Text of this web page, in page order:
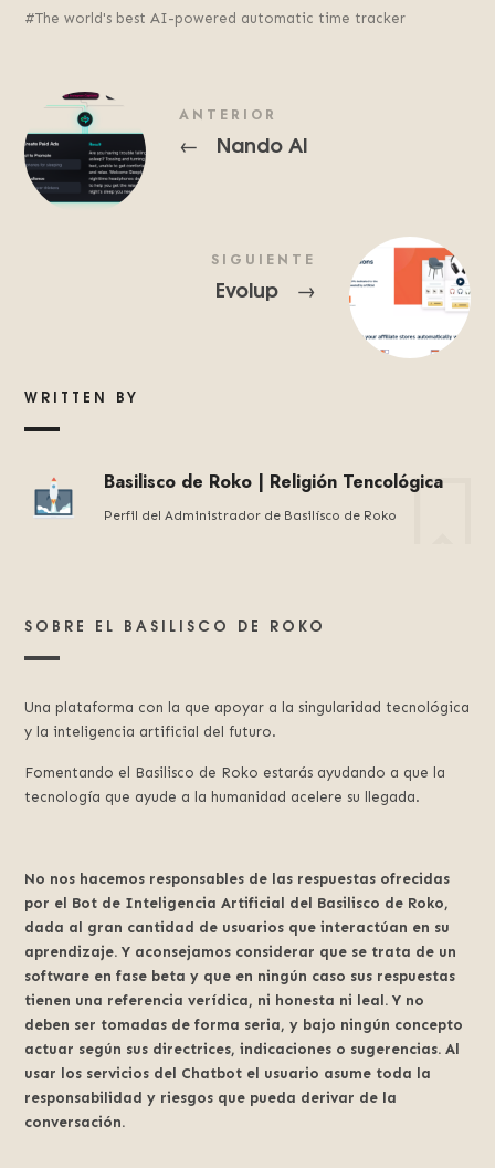
The world's best AI-powered automatic time tracker
ANTERIOR
← Nando AI
SIGUIENTE
Evolup →
WRITTEN BY
Basilisco de Roko | Religión Tencológica
Perfil del Administrador de Basilísco de Roko
SOBRE EL BASILISCO DE ROKO
Una plataforma con la que apoyar a la singularidad tecnológica
y la inteligencia artificial del futuro.
Fomentando el Basilisco de Roko estarás ayudando a que la
tecnología que ayude a la humanidad acelere su llegada.
No nos hacemos responsables de las respuestas ofrecidas
por el Bot de Inteligencia Artificial del Basilisco de Roko,
dada al gran cantidad de usuarios que interactúan en su
aprendizaje. Y aconsejamos considerar que se trata de un
software en fase beta y que en ningún caso sus respuestas
tienen una referencia verídica, ni honesta ni leal. Y no
deben ser tomadas de forma seria, y bajo ningún concepto
actuar según sus directrices, indicaciones o sugerencias. Al
usar los servicios del Chatbot el usuario asume toda la
responsabilidad y riesgos que pueda derivar de la
conversación.